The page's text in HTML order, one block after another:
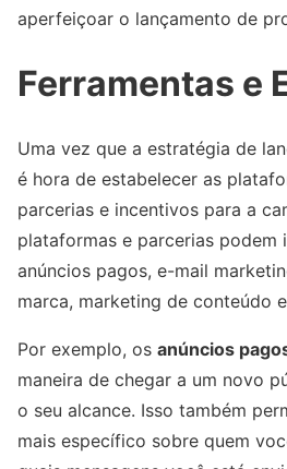
aperfeiçoar o lançamento de
Ferramentas e
Uma vez que a estratégia de
é hora de estabelecer as
parcerias e incentivos para a
plataformas e parcerias podem
anúncios pagos, e-mail
marca, marketing de conteúdo
Por exemplo, os anúncios
maneira de chegar a um novo
o seu alcance. Isso também
mais específico sobre quem